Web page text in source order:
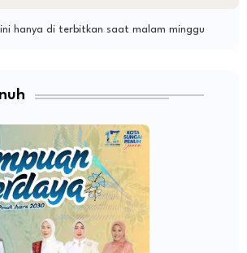
hanya di terbitkan saat malam minggu